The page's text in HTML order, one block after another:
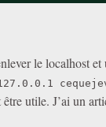
le localhost
utile. J’ai un